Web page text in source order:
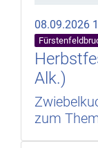
08.09.2026
Alk.)
zum